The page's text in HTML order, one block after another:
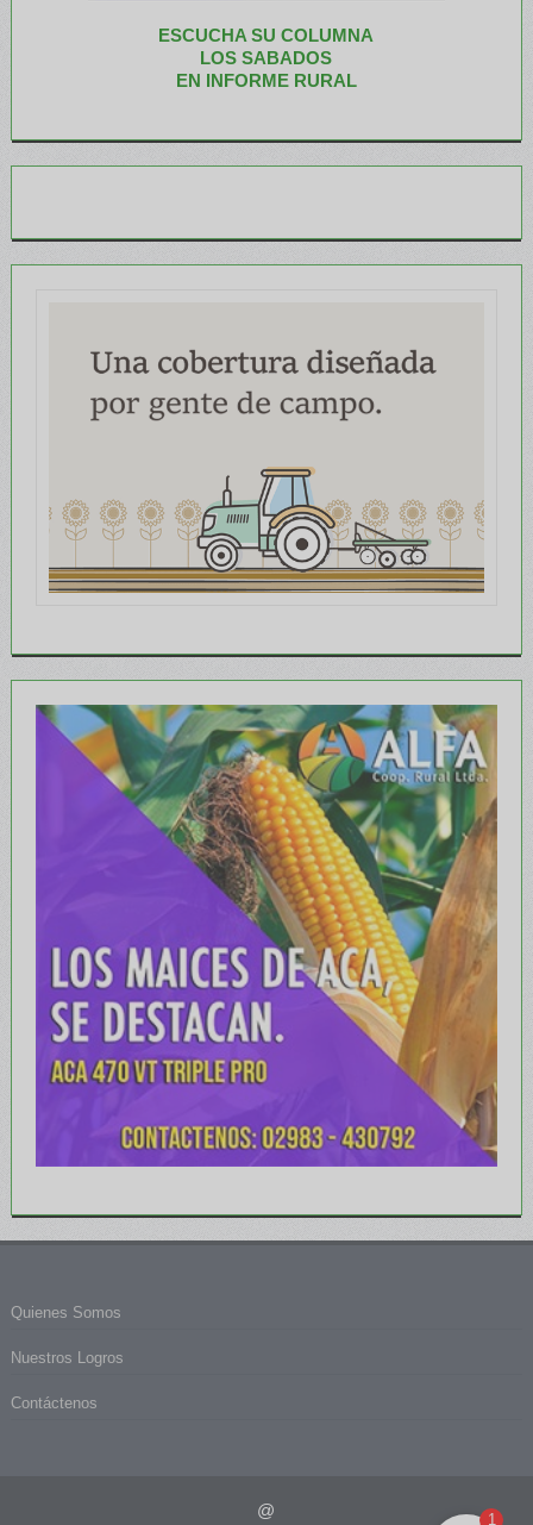
ESCUCHA SU COLUMNA
LOS SABADOS
EN INFORME RURAL
Quienes Somos
Nuestros Logros
Contáctenos
@ 1